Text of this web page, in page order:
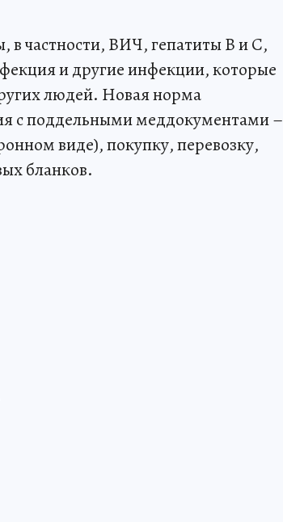
в частности, ВИЧ, гепатиты B и C,
и другие инфекции, которые
людей. Новая норма
с поддельными меддокументами –
виде), покупку, перевозку,
бланков.